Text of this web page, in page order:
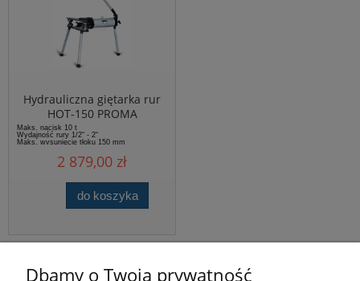
Hydrauliczna giętarka rur
HOT-150 PROMA
Maks. nacisk 10 t
Wydajność rury 1/2“ - 2“
Maks. wysunięcie tłoku 150 mm
2 879,00 zł
do koszyka
Dbamy o Twoją prywatność